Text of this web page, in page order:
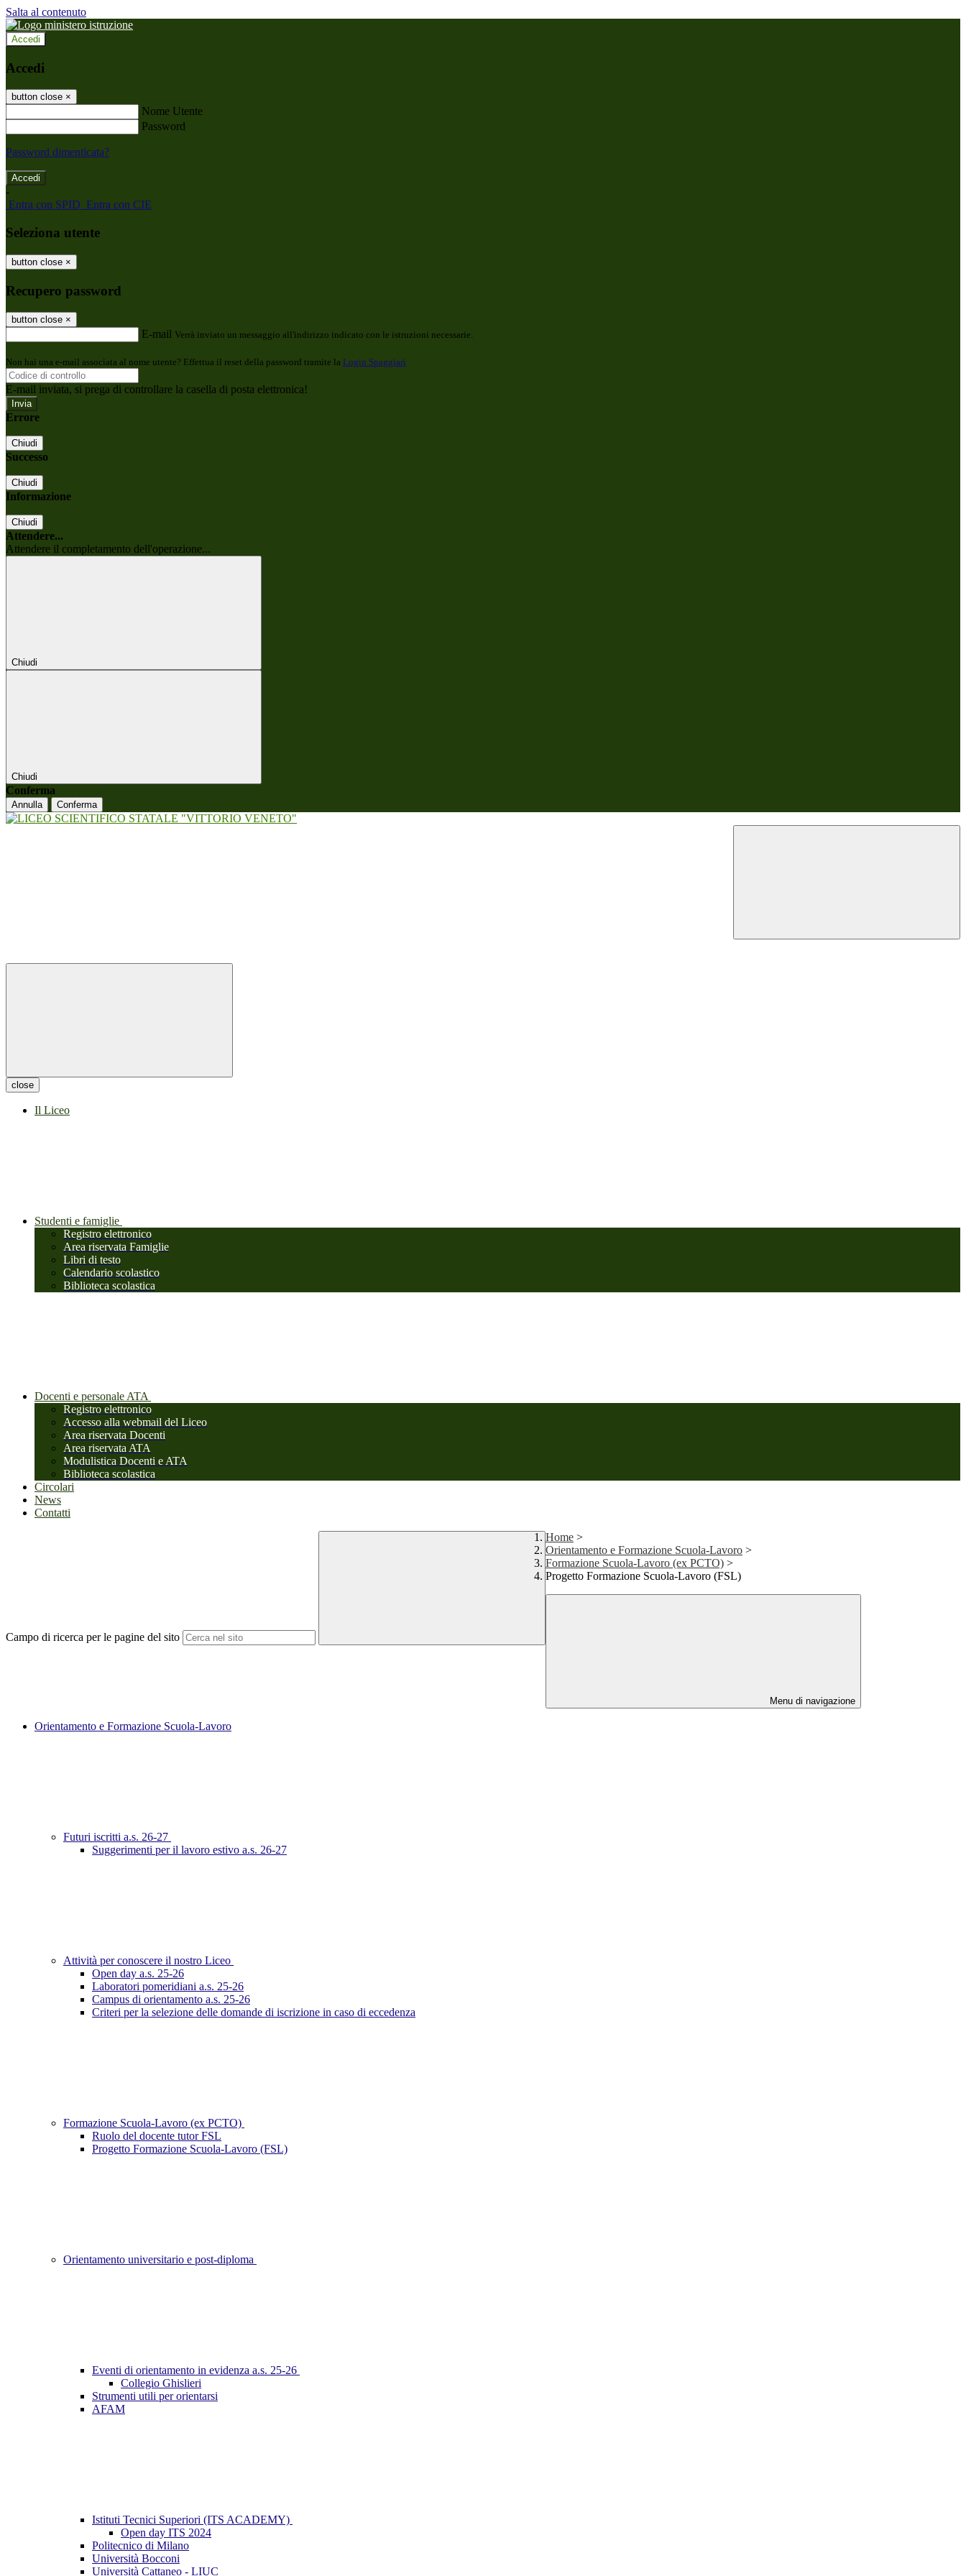
Salta al contenuto
Accedi
Accedi
button close ×
Nome Utente
Password
Password dimenticata?
-
Entra con SPID Entra con CIE
Seleziona utente
button close ×
Recupero password
button close ×
E-mail Verrà inviato un messaggio all'indirizzo indicato con le istruzioni necessarie.
Non hai una e-mail associata al nome utente? Effettua il reset della password tramite la Login Spaggiari
E-mail inviata, si prega di controllare la casella di posta elettronica!
Errore
Chiudi
Successo
Chiudi
Informazione
Chiudi
Attendere...
Attendere il completamento dell'operazione...
Chiudi
Chiudi
Conferma
Annulla Conferma
close
Il Liceo
Studenti e famiglie
Registro elettronico
Area riservata Famiglie
Libri di testo
Calendario scolastico
Biblioteca scolastica
Docenti e personale ATA
Registro elettronico
Accesso alla webmail del Liceo
Area riservata Docenti
Area riservata ATA
Modulistica Docenti e ATA
Biblioteca scolastica
Circolari
News
Contatti
Campo di ricerca per le pagine del sito
Home >
Orientamento e Formazione Scuola-Lavoro >
Formazione Scuola-Lavoro (ex PCTO) >
Progetto Formazione Scuola-Lavoro (FSL)
Menu di navigazione
Orientamento e Formazione Scuola-Lavoro
Futuri iscritti a.s. 26-27
Suggerimenti per il lavoro estivo a.s. 26-27
Attività per conoscere il nostro Liceo
Open day a.s. 25-26
Laboratori pomeridiani a.s. 25-26
Campus di orientamento a.s. 25-26
Criteri per la selezione delle domande di iscrizione in caso di eccedenza
Formazione Scuola-Lavoro (ex PCTO)
Ruolo del docente tutor FSL
Progetto Formazione Scuola-Lavoro (FSL)
Orientamento universitario e post-diploma
Eventi di orientamento in evidenza a.s. 25-26
Collegio Ghislieri
Strumenti utili per orientarsi
AFAM
Istituti Tecnici Superiori (ITS ACADEMY)
Open day ITS 2024
Politecnico di Milano
Università Bocconi
Università Cattaneo - LIUC